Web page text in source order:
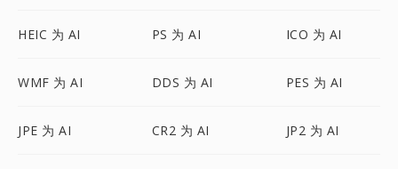
HEIC 为 AI PS 为 AI ICO 为 AI
WMF 为 AI DDS 为 AI PES 为 AI
JPE 为 AI CR2 为 AI JP2 为 AI